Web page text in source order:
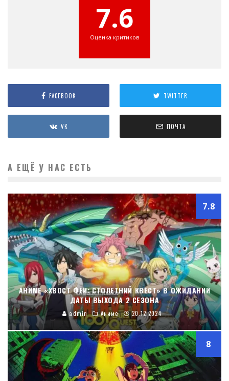
7.6
Оценка критиков
FACEBOOK TWITTER
VK ПОЧТА
А ЕЩЁ У НАС ЕСТЬ
7.8
АНИМЕ «ХВОСТ ФЕИ: СТОЛЕТНИЙ КВЕСТ» В ОЖИДАНИИ
ДАТЫ ВЫХОДА 2 СЕЗОНА
admin Аниме 20.12.2024
8